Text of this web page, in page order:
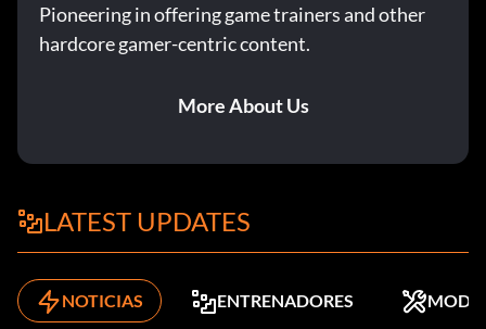
Pioneering in offering game trainers and other
hardcore gamer-centric content.
More About Us
LATEST UPDATES
NOTICIAS ENTRENADORES MODS